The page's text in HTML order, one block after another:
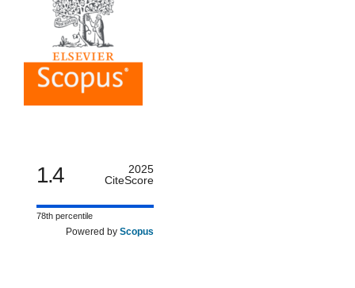
1.4
2025
CiteScore
78th percentile
Powered by Scopus